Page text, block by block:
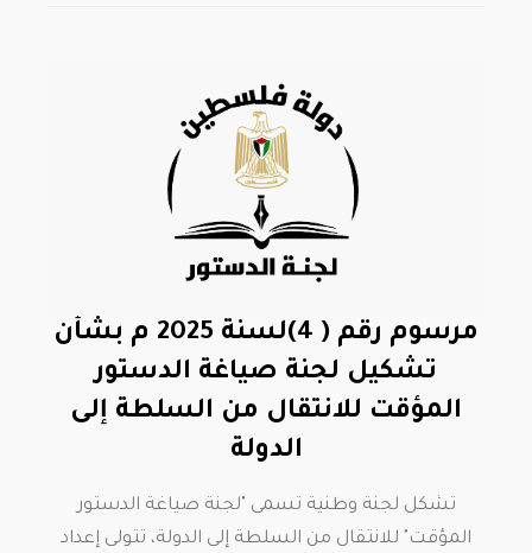
مرسوم رقم ( 4)لسنة 2025 م بشأن
تشكيل لجنة صياغة الدستور
المؤقت للانتقال من السلطة إلى
الدولة
تشكل لجنة وطنية تسمى "لجنة صياغة الدستور
المؤقت" للانتقال من السلطة إلى الدولة، تتولى إعداد